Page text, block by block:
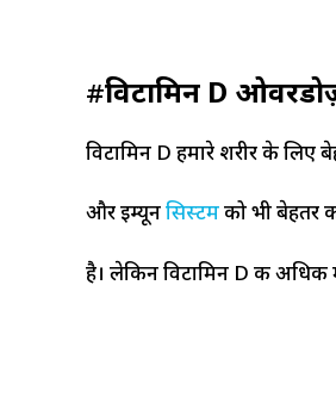
#विटामिन D
विटामिन D हमारे शरीर के लिए
और इम्यूनसिस्टमको भी बेहतर
है। लेकिन विटामिन D की अधिक